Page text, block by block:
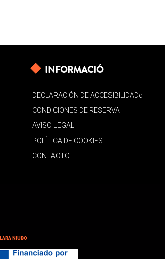
INFORMACIÓ
DECLARACIÓN DE ACCESIBILIDADd
CONDICIONES DE RESERVA
AVISO LEGAL
POLÍTICA DE COOKIES
CONTACTO
NIUBÒ